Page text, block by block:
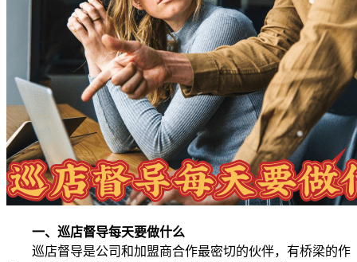
一、巡店督导每天要做什么
巡店督导是公司和加盟商合作最密切的伙伴，有桥梁的作